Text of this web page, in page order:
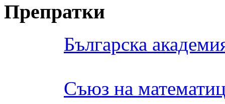
Препратки
Българска
Съюз на